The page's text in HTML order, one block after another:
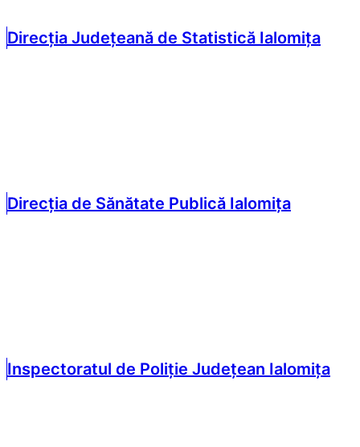
Direcția Județeană de Statistică Ialomița
Direcția de Sănătate Publică Ialomița
Inspectoratul de Poliție Județean Ialomița